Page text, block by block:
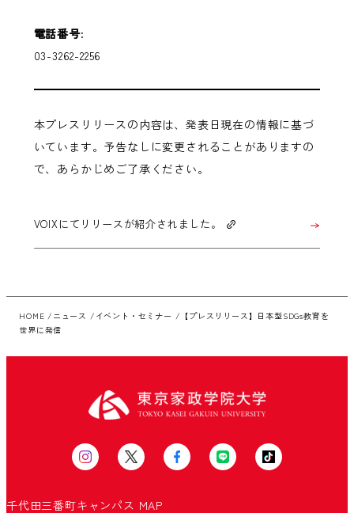
電話番号:
03-3262-2256
本プレスリリースの内容は、発表日現在の情報に基づ
いています。予告なしに変更されることがありますの
で、あらかじめご了承ください。
VOIXにてリリースが紹介されました。
HOME ニュース イベント・セミナー
【プレスリリース】日本型SDGs教育を
世界に発信
千代田三番町キャンパス MAP